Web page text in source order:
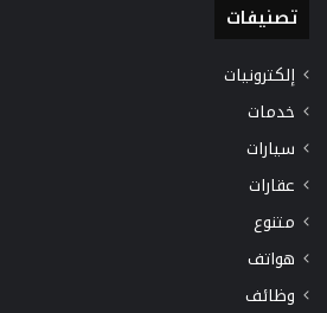
تصنيفات
إلكترونيات
خدمات
سيارات
عقارات
متنوع
هواتف
وظائف